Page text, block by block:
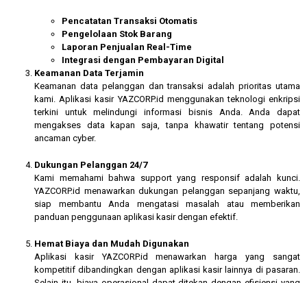
Pencatatan Transaksi Otomatis
Pengelolaan Stok Barang
Laporan Penjualan Real-Time
Integrasi dengan Pembayaran Digital
Keamanan Data Terjamin
Keamanan data pelanggan dan transaksi adalah prioritas utama
kami. Aplikasi kasir YAZCORP.id menggunakan teknologi enkripsi
terkini untuk melindungi informasi bisnis Anda. Anda dapat
mengakses data kapan saja, tanpa khawatir tentang potensi
ancaman cyber.
Dukungan Pelanggan 24/7
Kami memahami bahwa support yang responsif adalah kunci.
YAZCORP.id menawarkan dukungan pelanggan sepanjang waktu,
siap membantu Anda mengatasi masalah atau memberikan
panduan penggunaan aplikasi kasir dengan efektif.
Hemat Biaya dan Mudah Digunakan
Aplikasi kasir YAZCORP.id menawarkan harga yang sangat
kompetitif dibandingkan dengan aplikasi kasir lainnya di pasaran.